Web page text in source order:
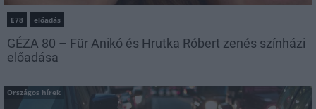
E78 előadás
GÉZA 80 – Für Anikó és Hrutka Róbert zenés színházi
előadása
Országos hírek